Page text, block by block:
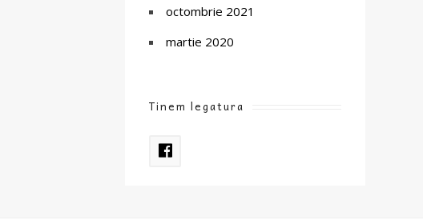
octombrie 2021
martie 2020
Tinem legatura